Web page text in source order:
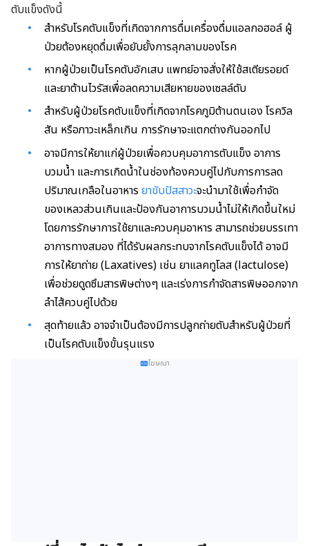
ตับแข็งดังนี้
สำหรับโรคตับแข็งที่เกิดจากการดื่มเครื่องดื่มแอลกอฮอล์ ผู้
ป่วยต้องหยุดดื่มเพื่อยับยั้งการลุกลามของโรค
หากผู้ป่วยเป็นโรคตับอักเสบ แพทย์อาจสั่งให้ใช้สเตียรอยด์
และยาต้านไวรัสเพื่อลดความเสียหายของเซลล์ตับ
สำหรับผู้ป่วยโรคตับแข็งที่เกิดจากโรคภูมิต้านตนเอง โรควิล
สัน หรือภาวะเหล็กเกิน การรักษาจะแตกต่างกันออกไป
อาจมีการให้ยาแก่ผู้ป่วยเพื่อควบคุมอาการตับแข็ง อาการ
บวมน้ำ และการเกิดน้ำในช่องท้องควบคู่ไปกับการการลด
ปริมาณเกลือในอาหาร ยาขับปัสสาวะจะนำมาใช้เพื่อกำจัด
ของเหลวส่วนเกินและป้องกันอาการบวมน้ำไม่ให้เกิดขึ้นใหม่
โดยการรักษาการใช้ยาและควบคุมอาหาร สามารถช่วยบรรเทา
อาการทางสมอง ที่ได้รับผลกระทบจากโรคตับแข็งได้ อาจมี
การให้ยาถ่าย (Laxatives) เช่น ยาแลคทูโลส (lactulose)
เพื่อช่วยดูดซึมสารพิษต่างๆ และเร่งการกำจัดสารพิษออกจาก
ลำไส้ควบคู่ไปด้วย
สุดท้ายแล้ว อาจจำเป็นต้องมีการปลูกถ่ายตับสำหรับผู้ป่วยที่
เป็นโรคตับแข็งขั้นรุนแรง
โฆษณา